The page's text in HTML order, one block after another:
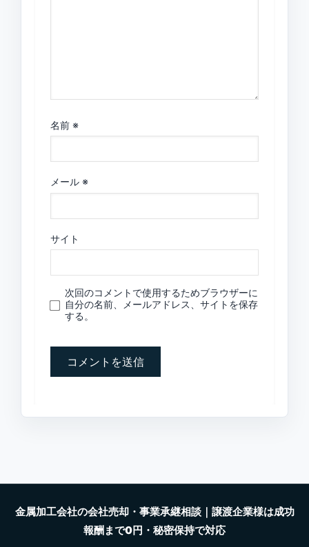
名前 ※
メール ※
サイト
次回のコメントで使用するためブラウザーに
自分の名前、メールアドレス、サイトを保存
する。